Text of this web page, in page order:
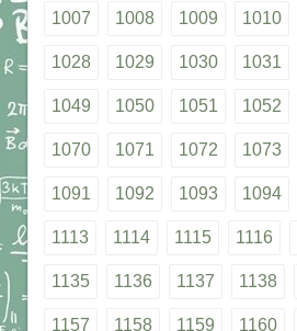
1007 1008 1009 1010
1028 1029 1030 1031
1049 1050 1051 1052
1070 1071 1072 1073
1091 1092 1093 1094
1113 1114 1115 1116
1135 1136 1137 1138
1157 1158 1159 1160